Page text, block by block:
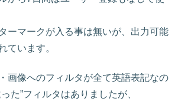
ーマークが入る事は無いが、出力可能
ています。
画像へのフィルタが全て英語表記なの
た”フィルタはありましたが、